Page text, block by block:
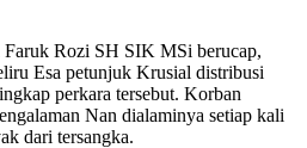
Rozi SH SIK MSi berucap,
Esa petunjuk Krusial distribusi
perkara tersebut. Korban
Nan dialaminya setiap kali
dari tersangka.